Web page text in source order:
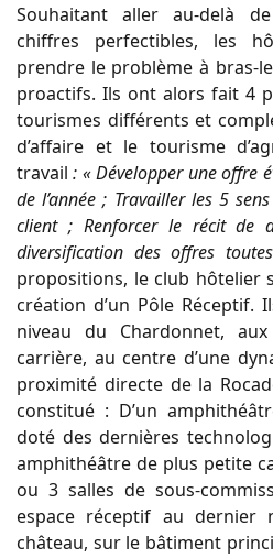
Souhaitant aller au-delà
chiffres perfectibles, les
prendre le problème à bras-
proactifs. Ils ont alors fait 4
tourismes différents et
d’affaire et le tourisme
travail: « Développer une offre
de l’année ; Travailler les 5
client ; Renforcer le récit de
diversification des offres
propositions, le club hôtelier
création d’un Pôle Réceptif.
niveau du Chardonnet,
carrière, au centre d’une
proximité directe de la
constitué : D’un
doté des dernières
amphithéâtre de plus petite
ou 3 salles de sous-
espace réceptif au dernier
château, sur le bâtiment